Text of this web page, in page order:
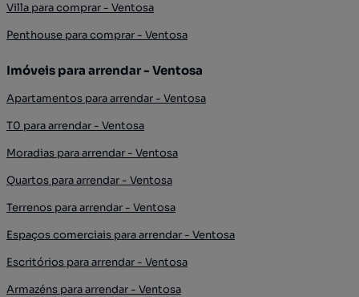
Villa para comprar - Ventosa
Penthouse para comprar - Ventosa
Imóveis para arrendar - Ventosa
Apartamentos para arrendar - Ventosa
T0 para arrendar - Ventosa
Moradias para arrendar - Ventosa
Quartos para arrendar - Ventosa
Terrenos para arrendar - Ventosa
Espaços comerciais para arrendar - Ventosa
Escritórios para arrendar - Ventosa
Armazéns para arrendar - Ventosa